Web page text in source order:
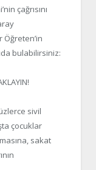
çağrısını
Öğreten’in
bulabilirsiniz:
sivil
çocuklar
sakat